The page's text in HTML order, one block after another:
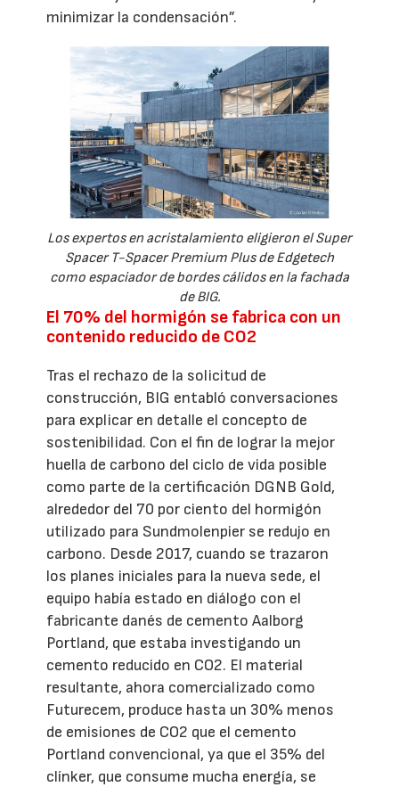
minimizar la condensación”.
Los expertos en acristalamiento eligieron el Super
Spacer T-Spacer Premium Plus de Edgetech
como espaciador de bordes cálidos en la fachada
de BIG.
El 70% del hormigón se fabrica con un
contenido reducido de CO2
Tras el rechazo de la solicitud de
construcción, BIG entabló conversaciones
para explicar en detalle el concepto de
sostenibilidad. Con el fin de lograr la mejor
huella de carbono del ciclo de vida posible
como parte de la certificación DGNB Gold,
alrededor del 70 por ciento del hormigón
utilizado para Sundmolenpier se redujo en
carbono. Desde 2017, cuando se trazaron
los planes iniciales para la nueva sede, el
equipo había estado en diálogo con el
fabricante danés de cemento Aalborg
Portland, que estaba investigando un
cemento reducido en CO2. El material
resultante, ahora comercializado como
Futurecem, produce hasta un 30% menos
de emisiones de CO2 que el cemento
Portland convencional, ya que el 35% del
clínker, que consume mucha energía, se